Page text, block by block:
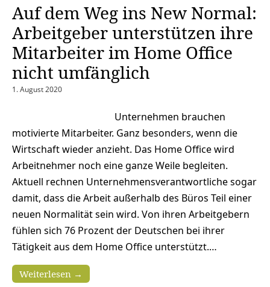
Auf dem Weg ins New Normal:
Arbeitgeber unterstützen ihre
Mitarbeiter im Home Office
nicht umfänglich
1. August 2020
Unternehmen brauchen
motivierte Mitarbeiter. Ganz besonders, wenn die
Wirtschaft wieder anzieht. Das Home Office wird
Arbeitnehmer noch eine ganze Weile begleiten.
Aktuell rechnen Unternehmensverantwortliche sogar
damit, dass die Arbeit außerhalb des Büros Teil einer
neuen Normalität sein wird. Von ihren Arbeitgebern
fühlen sich 76 Prozent der Deutschen bei ihrer
Tätigkeit aus dem Home Office unterstützt.…
Weiterlesen →